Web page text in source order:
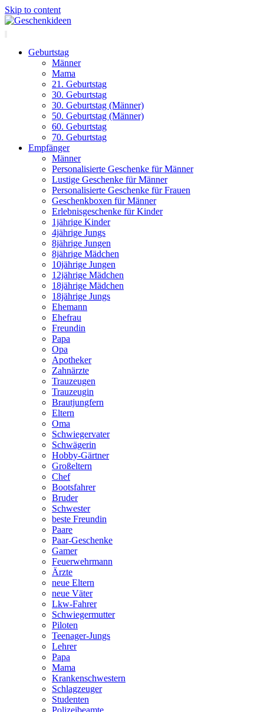
Skip to content
Geburtstag
Männer
Mama
21. Geburtstag
30. Geburtstag
30. Geburtstag (Männer)
50. Geburtstag (Männer)
60. Geburtstag
70. Geburtstag
Empfänger
Männer
Personalisierte Geschenke für Männer
Lustige Geschenke für Männer
Personalisierte Geschenke für Frauen
Geschenkboxen für Männer
Erlebnisgeschenke für Kinder
1jährige Kinder
4jährige Jungs
8jährige Jungen
8jährige Mädchen
10jährige Jungen
12jährige Mädchen
18jährige Mädchen
18jährige Jungs
Ehemann
Ehefrau
Freundin
Papa
Opa
Apotheker
Zahnärzte
Trauzeugen
Trauzeugin
Brautjungfern
Eltern
Oma
Schwiegervater
Schwägerin
Hobby-Gärtner
Großeltern
Chef
Bootsfahrer
Bruder
Schwester
beste Freundin
Paare
Paar-Geschenke
Gamer
Feuerwehrmann
Ärzte
neue Eltern
neue Väter
Lkw-Fahrer
Schwiegermutter
Piloten
Teenager-Jungs
Lehrer
Papa
Mama
Krankenschwestern
Schlagzeuger
Studenten
Polizeibeamte